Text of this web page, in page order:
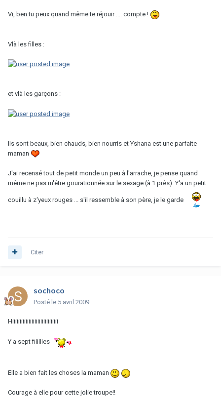
Vi, ben tu peux quand même te réjouir .... compte !
Vlà les filles :
et vlà les garçons :
Ils sont beaux, bien chauds, bien nourris et Yshana est une parfaite
maman
J'ai recensé tout de petit monde un peu à l'arrache, je pense quand
même ne pas m'être gourationnée sur le sexage (à 1 près). Y'a un petit
couillu à z'yeux rouges ... s'il ressemble à son père, je le garde
Citer
sochoco
Posté le 5 avril 2009
Hiiiiiiiiiiiiiiiiiiiiiiiiiiiiiii
Y a sept fiiiilles
Elle a bien fait les choses la maman
Courage à elle pour cette jolie troupe!!